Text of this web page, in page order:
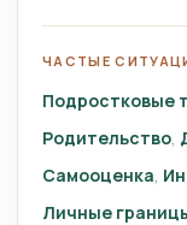
ЧАСТЫЕ
Подростковые
Родительство
Самооценка
Личные